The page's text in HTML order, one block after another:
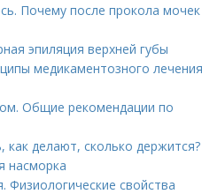
Почему после прокола мочек
эпиляция верхней губы
медикаментозного лечения
Общие рекомендации по
делают, сколько держится?
насморка
Физиологические свойства